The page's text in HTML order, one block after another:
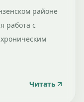
районе
работа с
Читать